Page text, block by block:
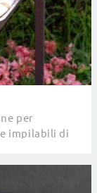
per
impilabili di